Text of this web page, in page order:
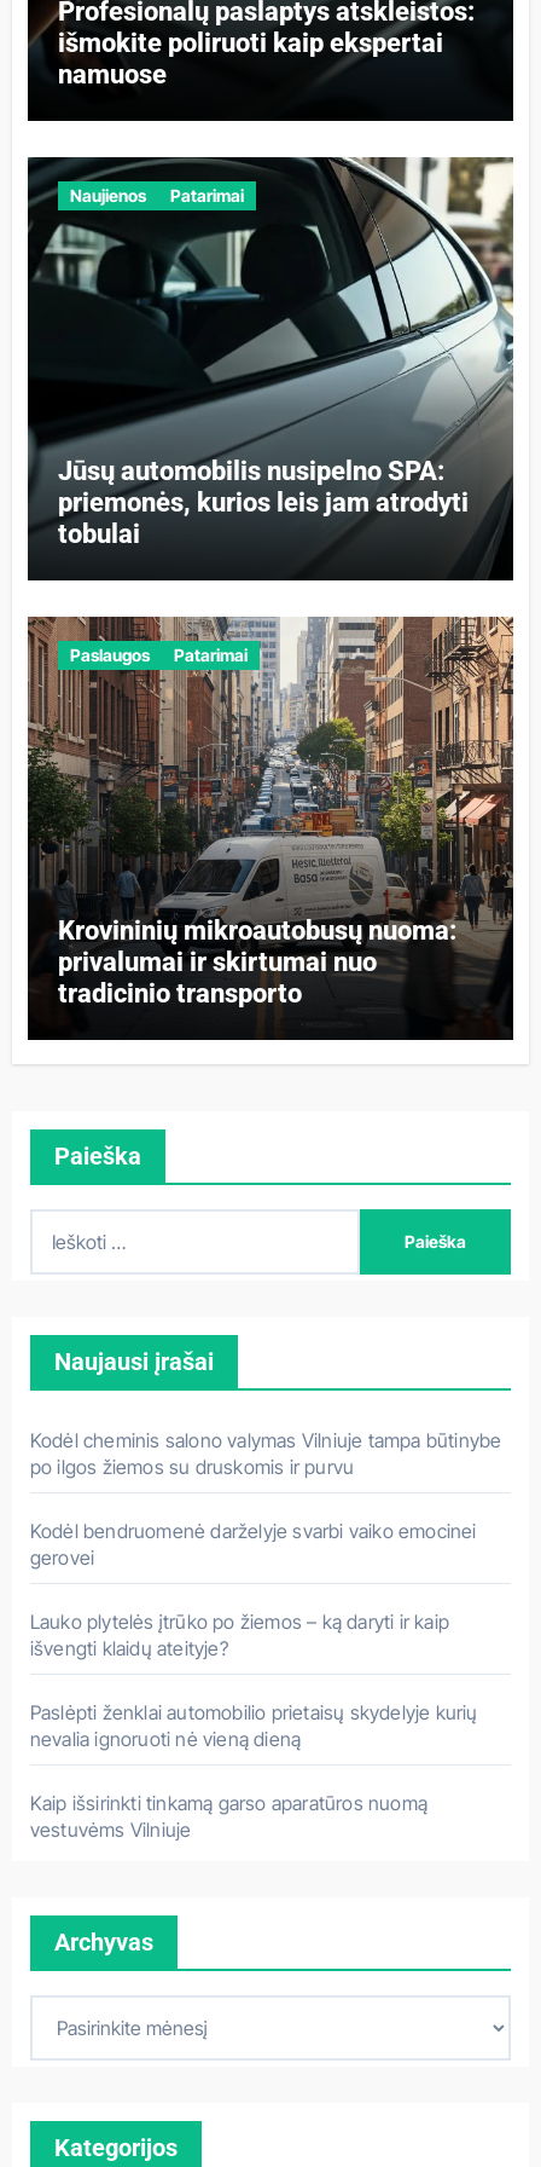
Profesionalų paslaptys atskleistos:
išmokite poliruoti kaip ekspertai
namuose
Naujienos Patarimai
Jūsų automobilis nusipelno SPA:
priemonės, kurios leis jam atrodyti
tobulai
Paslaugos Patarimai
Krovininių mikroautobusų nuoma:
privalumai ir skirtumai nuo
tradicinio transporto
Paieška
t
i
:
Naujausi įrašai
Kodėl cheminis salono valymas Vilniuje tampa būtinybe
po ilgos žiemos su druskomis ir purvu
Kodėl bendruomenė darželyje svarbi vaiko emocinei
gerovei
Lauko plytelės įtrūko po žiemos – ką daryti ir kaip
išvengti klaidų ateityje?
Paslėpti ženklai automobilio prietaisų skydelyje kurių
nevalia ignoruoti nė vieną dieną
Kaip išsirinkti tinkamą garso aparatūros nuomą
vestuvėms Vilniuje
Archyvas
Kategorijos